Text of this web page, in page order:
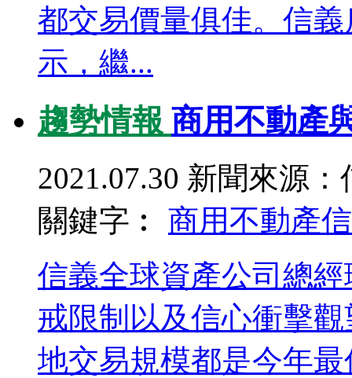
都交易價量俱佳。信
示，繼...
趨勢情報 商用不動產
2021.07.30 新聞來源：
關鍵字︰ 商用不動產
信義全球資產公司總
戒限制以及信心衝擊
地交易規模都是今年